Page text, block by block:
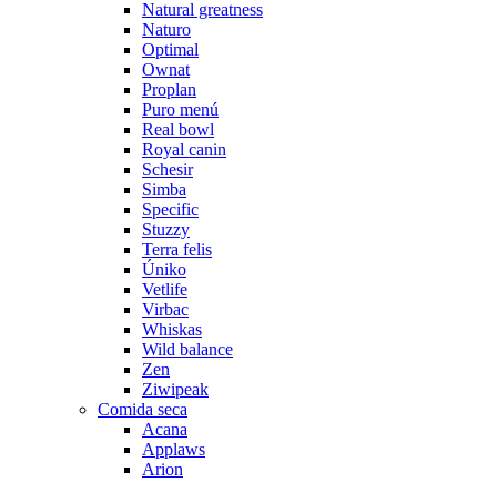
Natural greatness
Naturo
Optimal
Ownat
Proplan
Puro menú
Real bowl
Royal canin
Schesir
Simba
Specific
Stuzzy
Terra felis
Úniko
Vetlife
Virbac
Whiskas
Wild balance
Zen
Ziwipeak
Comida seca
Acana
Applaws
Arion